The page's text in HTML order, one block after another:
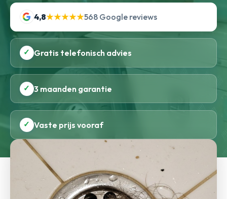
4,8★★★★★568 Google reviews
✓ Gratis telefonisch advies
✓ 3 maanden garantie
✓ Vaste prijs vooraf